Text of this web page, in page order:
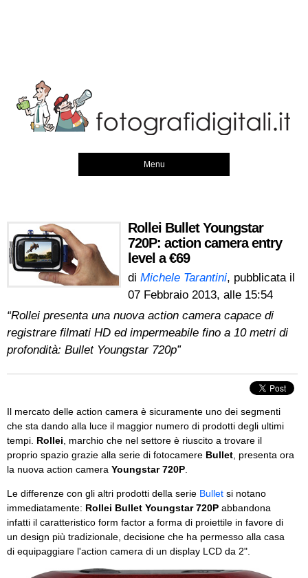
Menu
Rollei Bullet Youngstar
720P: action camera entry
level a €69
di Michele Tarantini, pubblicata il
07 Febbraio 2013, alle 15:54
“Rollei presenta una nuova action camera capace di
registrare filmati HD ed impermeabile fino a 10 metri di
profondità: Bullet Youngstar 720p”
Il mercato delle action camera è sicuramente uno dei segmenti
che sta dando alla luce il maggior numero di prodotti degli ultimi
tempi. Rollei , marchio che nel settore è riuscito a trovare il
proprio spazio grazie alla serie di fotocamere Bullet , presenta ora
la nuova action camera Youngstar 720P
Le differenze con gli altri prodotti della serie Bullet si notano
immediatamente: Rollei Bullet Youngstar 720P abbandona
infatti il caratteristico form factor a forma di proiettile in favore di
un design più tradizionale, decisione che ha permesso alla casa
di equipaggiare l'action camera di un display LCD da 2".